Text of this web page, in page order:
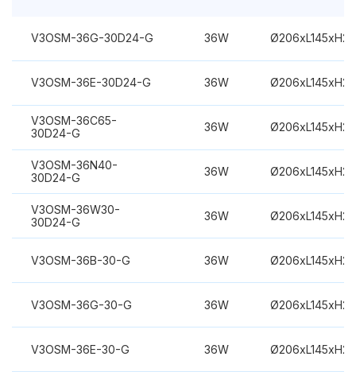
V3OSM-36G-30D24-G 36W
V3OSM-36E-30D24-G 36W
V3OSM-36C65-
30D24-G
36W
V3OSM-36N40-
30D24-G
36W
V3OSM-36W30-
30D24-G
36W
V3OSM-36B-30-G 36W
V3OSM-36G-30-G 36W
V3OSM-36E-30-G 36W